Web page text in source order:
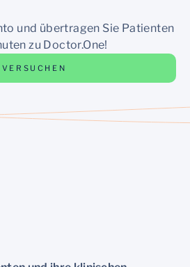
und übertragen Sie Patienten
zu Doctor.One!
VERSUCHEN